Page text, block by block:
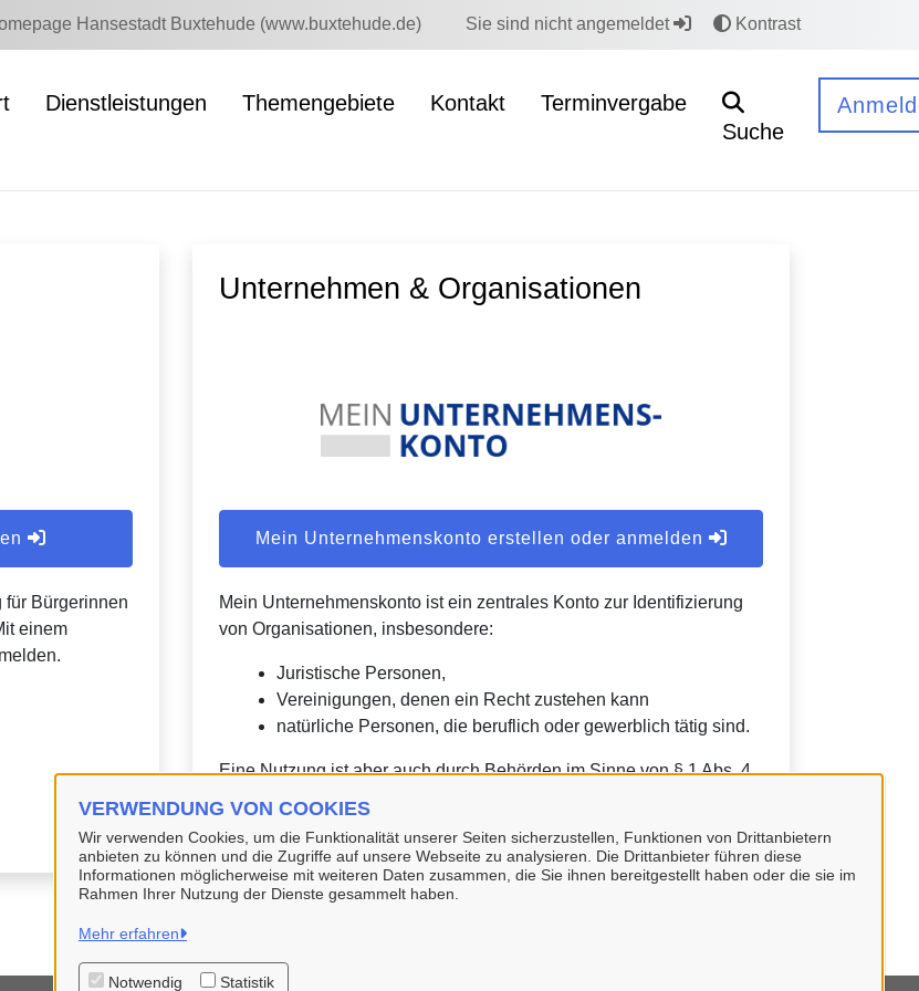
VERWENDUNG VON COOKIES
Wir verwenden Cookies, um die Funktionalität unserer Seiten sicherzustellen, Funktionen von Drittanbietern
anbieten zu können und die Zugriffe auf unsere Webseite zu analysieren. Die Drittanbieter führen diese
Informationen möglicherweise mit weiteren Daten zusammen, die Sie ihnen bereitgestellt haben oder die sie im
Rahmen Ihrer Nutzung der Dienste gesammelt haben.
Mehr erfahren
Notwendig Statistik
Hansestadt Buxtehude (www.buxtehude.de) Sie sind nicht angemeldet Kontrast
Dienstleistungen Themengebiete Kontakt
Terminvergabe
Suche
für Bürgerinnen
einem
Unternehmen & Organisationen
Mein Unternehmenskonto erstellen oder anmelden
Mein Unternehmenskonto ist ein zentrales Konto zur Identifizierung
von Organisationen, insbesondere:
Juristische Personen,
Vereinigungen, denen ein Recht zustehen kann
natürliche Personen, die beruflich oder gewerblich tätig sind.
Eine Nutzung ist aber auch durch Behörden im Sinne von § 1 Abs. 4